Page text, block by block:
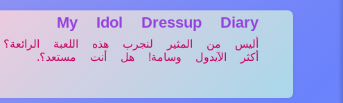
My Idol Dressup Diary
أليس من المثير لنجرب هذه اللعبة
أكثر الآيدول وسامة! هل أنت مستعد؟.